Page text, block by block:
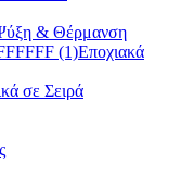
& Θέρμανση
Εποχιακά
σε Σειρά